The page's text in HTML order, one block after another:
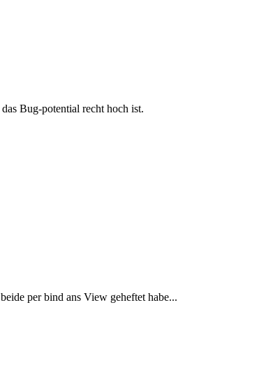
Bug-potential recht hoch ist.
per bind ans View geheftet habe...